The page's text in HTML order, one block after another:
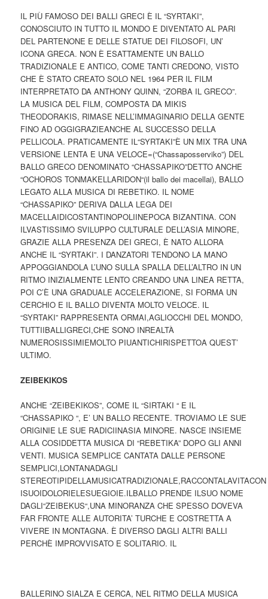
IL PIÙ FAMOSO DEI BALLI GRECI È IL “SYRTAKI”,
CONOSCIUTO IN TUTTO IL MONDO E DIVENTATO AL PARI
DEL PARTENONE E DELLE STATUE DEI FILOSOFI, UN’
ICONA GRECA. NON È ESATTAMENTE UN BALLO
TRADIZIONALE E ANTICO, COME TANTI CREDONO, VISTO
CHE È STATO CREATO SOLO NEL 1964 PER IL FILM
INTERPRETATO DA ANTHONY QUINN, “ZORBA IL GRECO”.
LA MUSICA DEL FILM, COMPOSTA DA MIKIS
THEODORAKIS, RIMASE NELL’IMMAGINARIO DELLA GENTE
FINO AD OGGIGRAZIEANCHE AL SUCCESSO DELLA
PELLICOLA. PRATICAMENTE IL“SYRTAKI”È UN MIX TRA UNA
VERSIONE LENTA E UNA VELOCE=(“Chassaposserviko”) DEL
BALLO GRECO DENOMINATO “CHASSAPIKO”DETTO ANCHE
“OCHOROS TONMAKELLARIDON“(il ballo dei macellai), BALLO
LEGATO ALLA MUSICA DI REBETIKO. IL NOME
“CHASSAPIKO” DERIVA DALLA LEGA DEI
MACELLAIDICOSTANTINOPOLIINEPOCA BIZANTINA. CON
ILVASTISSIMO SVILUPPO CULTURALE DELL’ASIA MINORE,
GRAZIE ALLA PRESENZA DEI GRECI, È NATO ALLORA
ANCHE IL “SYRTAKI”. I DANZATORI TENDONO LA MANO
APPOGGIANDOLA L’UNO SULLA SPALLA DELL’ALTRO IN UN
RITMO INIZIALMENTE LENTO CREANDO UNA LINEA RETTA,
POI C’È UNA GRADUALE ACCELERAZIONE, SI FORMA UN
CERCHIO E IL BALLO DIVENTA MOLTO VELOCE. IL
“SYRTAKI” RAPPRESENTA ORMAI,AGLIOCCHI DEL MONDO,
TUTTIIBALLIGRECI,CHE SONO INREALTÀ
NUMEROSISSIMIEMOLTO PIUANTICHIRISPETTOA QUEST’
ULTIMO.
ZEIBEKIKOS
ANCHE “ZEIBEKIKOS”, COME IL “SIRTAKI “ E IL
“CHASSAPIKO “, E’ UN BALLO RECENTE. TROVIAMO LE SUE
ORIGINIE LE SUE RADICIINASIA MINORE. NASCE INSIEME
ALLA COSIDDETTA MUSICA DI “REBETIKA” DOPO GLI ANNI
VENTI. MUSICA SEMPLICE CANTATA DALLE PERSONE
SEMPLICI,LONTANADAGLI
STEREOTIPIDELLAMUSICATRADIZIONALE,RACCONTALAVITACON
ISUOIDOLORIELESUEGIOIE.ILBALLO PRENDE ILSUO NOME
DAGLI“ZEIBEKUS“,UNA MINORANZA CHE SPESSO DOVEVA
FAR FRONTE ALLE AUTORITA’ TURCHE E COSTRETTA A
VIVERE IN MONTAGNA. È DIVERSO DAGLI ALTRI BALLI
PERCHÈ IMPROVVISATO E SOLITARIO. IL
BALLERINO SIALZA E CERCA, NEL RITMO DELLA MUSICA